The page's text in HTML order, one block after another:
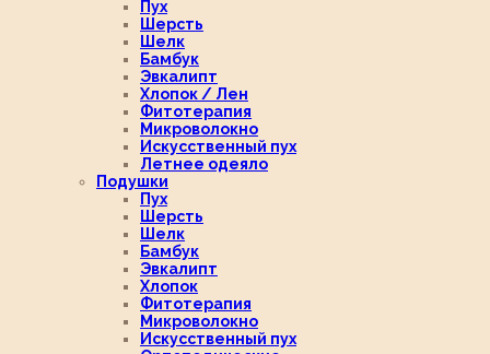
Пух
Шерсть
Шелк
Бамбук
Эвкалипт
Хлопок / Лен
Фитотерапия
Микроволокно
Искусственный пух
Летнее одеяло
Подушки
Пух
Шерсть
Шелк
Бамбук
Эвкалипт
Хлопок
Фитотерапия
Микроволокно
Искусственный пух